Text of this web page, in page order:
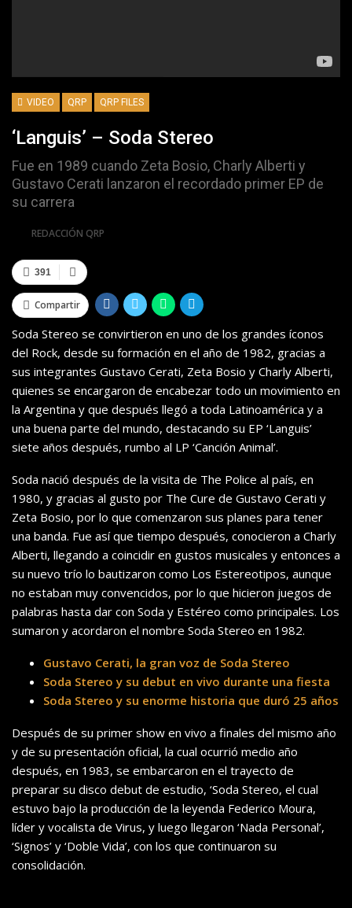
VIDEO QRP QRP FILES
‘Languis’ – Soda Stereo
Fue en 1989 cuando Zeta Bosio, Charly Alberti y
Gustavo Cerati lanzaron el recordado primer EP de
su carrera
REDACCIÓN QRP
391
Compartir
Soda Stereo se convirtieron en uno de los grandes íconos
del Rock, desde su formación en el año de 1982, gracias a
sus integrantes Gustavo Cerati, Zeta Bosio y Charly Alberti,
quienes se encargaron de encabezar todo un movimiento en
la Argentina y que después llegó a toda Latinoamérica y a
una buena parte del mundo, destacando su EP ‘Languis’
siete años después, rumbo al LP ‘Canción Animal’.
Soda nació después de la visita de The Police al país, en
1980, y gracias al gusto por The Cure de Gustavo Cerati y
Zeta Bosio, por lo que comenzaron sus planes para tener
una banda. Fue así que tiempo después, conocieron a Charly
Alberti, llegando a coincidir en gustos musicales y entonces a
su nuevo trío lo bautizaron como Los Estereotipos, aunque
no estaban muy convencidos, por lo que hicieron juegos de
palabras hasta dar con Soda y Estéreo como principales. Los
sumaron y acordaron el nombre Soda Stereo en 1982.
Gustavo Cerati, la gran voz de Soda Stereo
Soda Stereo y su debut en vivo durante una fiesta
Soda Stereo y su enorme historia que duró 25 años
Después de su primer show en vivo a finales del mismo año
y de su presentación oficial, la cual ocurrió medio año
después, en 1983, se embarcaron en el trayecto de
preparar su disco debut de estudio, ‘Soda Stereo, el cual
estuvo bajo la producción de la leyenda Federico Moura,
líder y vocalista de Virus, y luego llegaron ‘Nada Personal’,
‘Signos’ y ‘Doble Vida’, con los que continuaron su
consolidación.